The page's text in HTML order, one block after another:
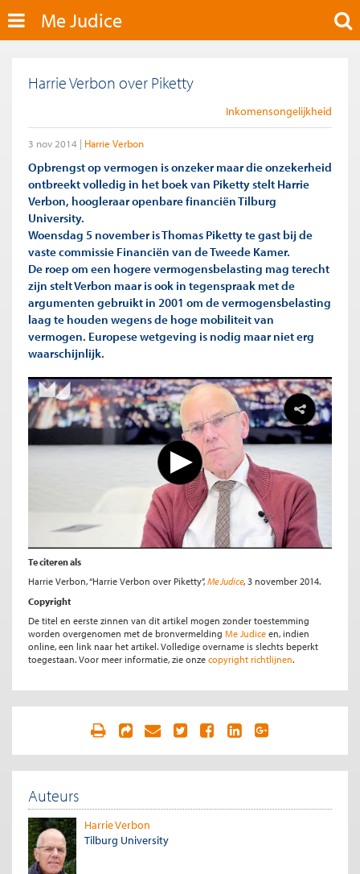
Me Judice
Harrie Verbon over Piketty
Inkomensongelijkheid
3 nov 2014 Harrie Verbon
Opbrengst op vermogen is onzeker maar die onzekerheid
ontbreekt volledig in het boek van Piketty stelt Harrie
Verbon, hoogleraar openbare financiën Tilburg
University.
Woensdag 5 november is Thomas Piketty te gast bij de
vaste commissie Financiën van de Tweede Kamer.
De roep om een hogere vermogensbelasting mag terecht
zijn stelt Verbon maar is ook in tegenspraak met de
argumenten gebruikt in 2001 om de vermogensbelasting
laag te houden wegens de hoge mobiliteit van
vermogen. Europese wetgeving is nodig maar niet erg
waarschijnlijk.
Te citeren als
Harrie Verbon, “Harrie Verbon over Piketty”, Me Judice, 3 november 2014.
Copyright
De titel en eerste zinnen van dit artikel mogen zonder toestemming
worden overgenomen met de bronvermelding Me Judice en, indien
online, een link naar het artikel. Volledige overname is slechts beperkt
toegestaan. Voor meer informatie, zie onze copyright richtlijnen.
Auteurs
Harrie Verbon
Tilburg University